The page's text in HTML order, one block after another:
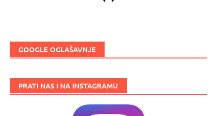
GOOGLE OGLAŠAVNJE
PRATI NAS I NA INSTAGRAMU